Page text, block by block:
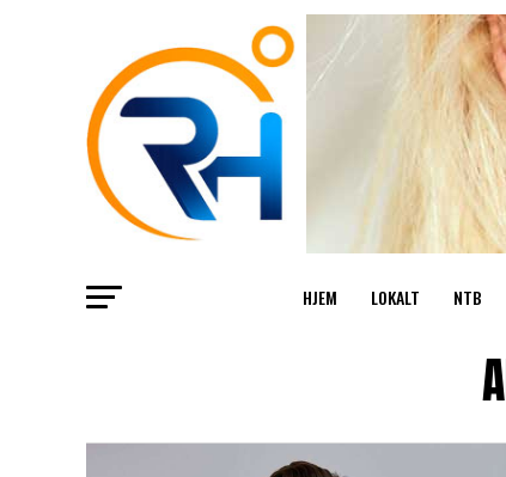
HJEM LOKALT NTB